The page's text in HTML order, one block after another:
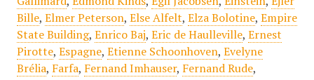
Bille, Elmer Peterson, Else Alfelt, Elza Bolotine, Empire
State Building, Enrico Baj, Eric de Haulleville, Ernest
Pirotte, Espagne, Etienne Schoonhoven, Evelyne
Brélia, Farfa, Fernand Imhauser, Fernand Rude,